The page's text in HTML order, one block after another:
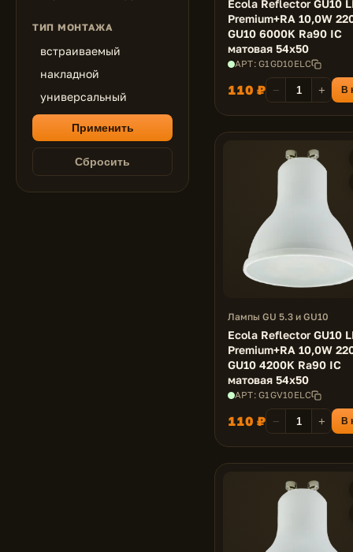
ТИП МОНТАЖА
встраиваемый
накладной
универсальный
Применить
Сбросить
Ecola Reflector GU10
Premium+RA 10,0W
GU10 6000K Ra90 IC
матовая 54x50
АРТ: G1GD10ELC
110 ₽ − + В
Лампы GU 5.3 и GU10
Ecola Reflector GU10
Premium+RA 10,0W
GU10 4200K Ra90 IC
матовая 54x50
АРТ: G1GV10ELC
110 ₽ − + В